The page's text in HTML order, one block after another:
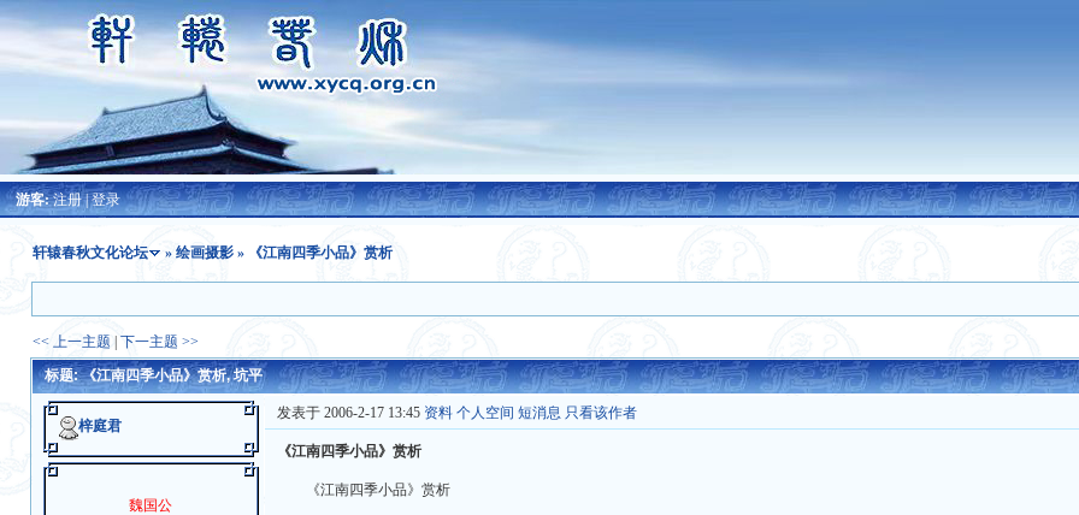
游客:注册|登录
轩辕春秋文化论坛 » 绘画摄影» 《江南四季小品》赏析
<< 上一主题
下一主题 >>
标题: 《江南四季小品》赏析, 坑平
梓庭君
魏国公
发表于 2006-2-17 13:45 资料 个人空间 短消息 只看该作者
《江南四季小品》赏析
《江南四季小品》赏析